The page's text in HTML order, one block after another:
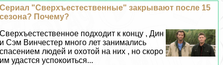
Сериал "Сверхъестественные" закрывают после 15
сезона? Почему?
Сверхъестественное подходит к концу , Дин
и Сэм Винчестер много лет занимались
спасением людей и охотой на них , но скоро
им удастся успокоиться...